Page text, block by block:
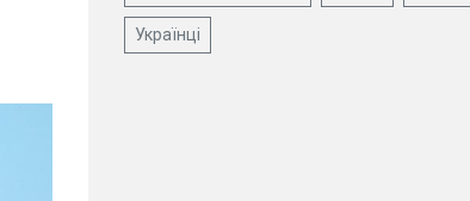
Українці